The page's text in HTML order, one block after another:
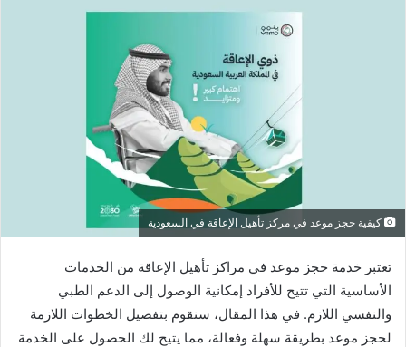
كيفية حجز موعد في مركز تأهيل الإعاقة في السعودية
تعتبر خدمة حجز موعد في مراكز تأهيل الإعاقة من الخدمات
الأساسية التي تتيح للأفراد إمكانية الوصول إلى الدعم الطبي
والنفسي اللازم. في هذا المقال، سنقوم بتفصيل الخطوات اللازمة
لحجز موعد بطريقة سهلة وفعالة، مما يتيح لك الحصول على الخدمة